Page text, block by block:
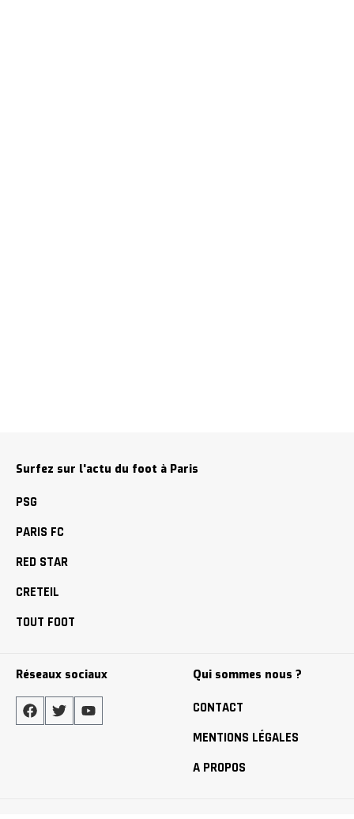
Surfez sur l'actu du foot à Paris
PSG
PARIS FC
RED STAR
CRETEIL
TOUT FOOT
Réseaux sociaux Qui sommes nous ?
CONTACT
MENTIONS LÉGALES
A PROPOS